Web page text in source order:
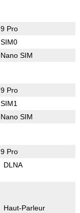
9 Pro
SIM0
Nano SIM
9 Pro
SIM1
Nano SIM
9 Pro
DLNA
Haut-Parleur